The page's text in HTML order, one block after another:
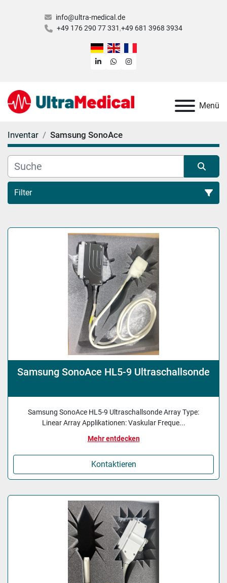
info@ultra-medical.de
+49 176 290 77 331 +49 681 3968 3934
linkedinwhatsappinstagram
Menü
Inventar Samsung SonoAce
Filter
Sortieren nach
Samsung SonoAce HL5-9 Ultraschallsonde
Samsung SonoAce HL5-9 Ultraschallsonde Array Type:
Linear Array Applikationen: Vaskular Freque...
Mehr entdecken
Kontaktieren